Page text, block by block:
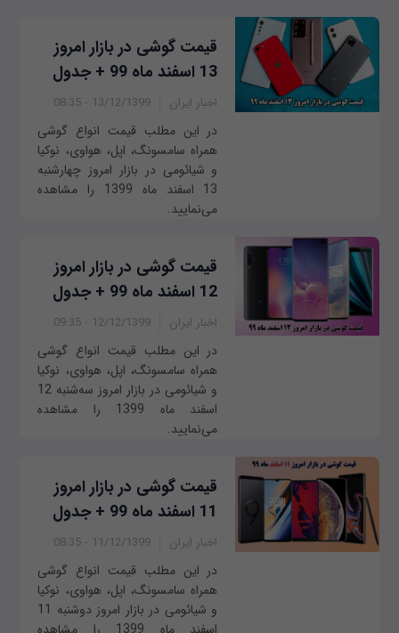
قیمت گوشی در بازار امروز
13 اسفند ماه 99 + جدول
اخبار ایران 13/12/1399 - 08:35
در این مطلب قیمت انواع گوشی
همراه سامسونگ، اپل، هواوی، نوکیا
و شیائومی در بازار امروز چهار‌شنبه
13 اسفند ماه 1399 را مشاهده
می‌نمایید.
قیمت گوشی در بازار امروز
12 اسفند ماه 99 + جدول
اخبار ایران 12/12/1399 - 09:35
در این مطلب قیمت انواع گوشی
همراه سامسونگ، اپل، هواوی، نوکیا
و شیائومی در بازار امروز سه‌شنبه 12
اسفند ماه 1399 را مشاهده
می‌نمایید.
قیمت گوشی در بازار امروز
11 اسفند ماه 99 + جدول
اخبار ایران 11/12/1399 - 08:35
در این مطلب قیمت انواع گوشی
همراه سامسونگ، اپل، هواوی، نوکیا
و شیائومی در بازار امروز ‌‌دوشنبه 11